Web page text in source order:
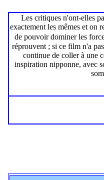
Les critiques n'ont-elles
exactement les mêmes et on
de pouvoir dominer les
réprouvent ; si ce film n'a
continue de coller à une
inspiration nipponne, avec